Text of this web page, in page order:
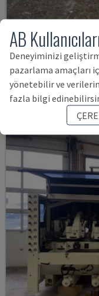
TISCHFRÄSE
ROBLAND - AĞAÇ
1990
AB
Deneyiminizi
pazarlama amaçları
yönetebilir ve
fazla bilgi